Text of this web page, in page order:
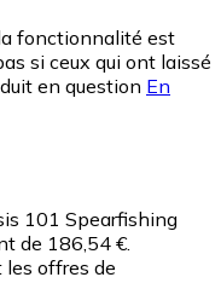
fonctionnalité est
si ceux qui ont laissé
en question En
101 Spearfishing
de 186,54 €.
les offres de